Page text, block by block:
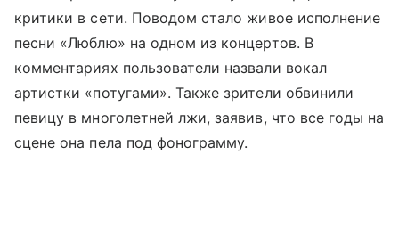
критики в сети. Поводом стало живое исполнение
песни «Люблю» на одном из концертов. В
комментариях пользователи назвали вокал
артистки «потугами». Также зрители обвинили
певицу в многолетней лжи, заявив, что все годы на
сцене она пела под фонограмму.